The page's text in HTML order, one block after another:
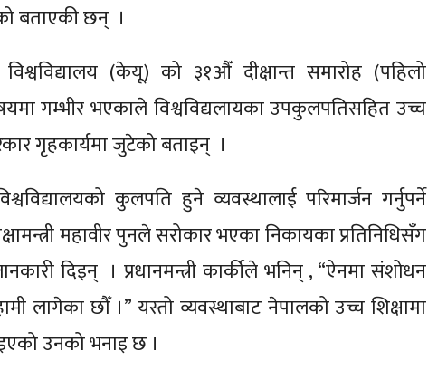
बताएकी छन् ।
(केयू) को ३१औँ दीक्षान्त समारोह (पहिलो
गम्भीर भएकाले विश्वविद्यलायका उपकुलपतिसहित उच्च
गृहकार्यमा जुटेको बताइन् ।
कुलपति हुने व्यवस्थालाई परिमार्जन गर्नुपर्ने
महावीर पुनले सरोकार भएका निकायका प्रतिनिधिसँग
दिइन् । प्रधानमन्त्री कार्कीले भनिन् , “ऐनमा संशोधन
लागेका छौँ ।” यस्तो व्यवस्थाबाट नेपालको उच्च शिक्षामा
उनको भनाइ छ ।